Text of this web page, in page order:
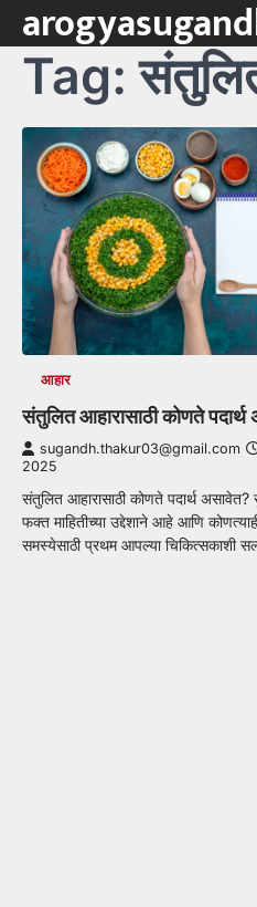
Skip
content
Tag:
आहार
संतुलित आहारासाठी कोणते
sugandh.thakur03@gmail.com
2025
संतुलित आहारासाठी कोणते पदार्थ
फक्त माहितीच्या उद्देशाने आहे आणि
समस्येसाठी प्रथम आपल्या चिकित्सकाशी